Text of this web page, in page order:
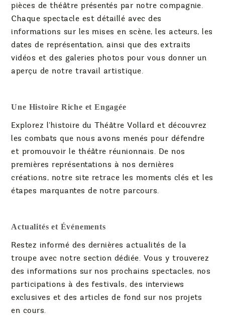
pièces de théâtre présentés par notre compagnie.
Chaque spectacle est détaillé avec des
informations sur les mises en scène, les acteurs, les
dates de représentation, ainsi que des extraits
vidéos et des galeries photos pour vous donner un
aperçu de notre travail artistique.
Une Histoire Riche et Engagée
Explorez l’histoire du Théâtre Vollard et découvrez
les combats que nous avons menés pour défendre
et promouvoir le théâtre réunionnais. De nos
premières représentations à nos dernières
créations, notre site retrace les moments clés et les
étapes marquantes de notre parcours.
Actualités et Événements
Restez informé des dernières actualités de la
troupe avec notre section dédiée. Vous y trouverez
des informations sur nos prochains spectacles, nos
participations à des festivals, des interviews
exclusives et des articles de fond sur nos projets
en cours.